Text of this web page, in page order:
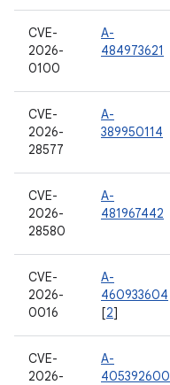
CVE-
2026-
0100
A-
484973621
CVE-
2026-
28577
A-
389950114
CVE-
2026-
28580
A-
481967442
CVE-
2026-
0016
A-
460933604
[2]
CVE-
2026-
A-
405392600